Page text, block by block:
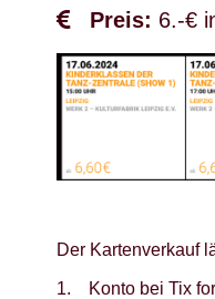
Preis: 6.-€
Der Kartenverkauf
1. Konto bei Tix for